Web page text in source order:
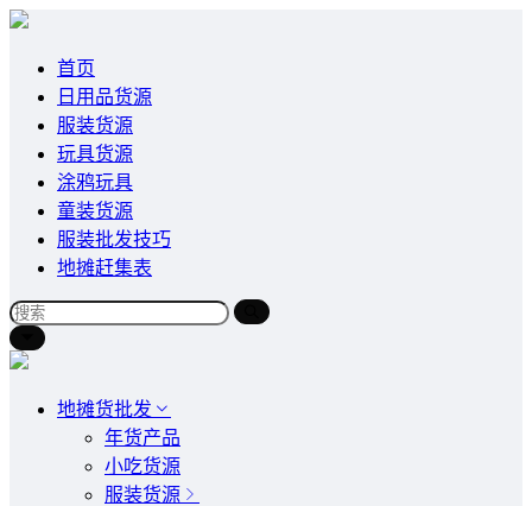
首页
日用品货源
服装货源
玩具货源
涂鸦玩具
童装货源
服装批发技巧
地摊赶集表
地摊货批发
年货产品
小吃货源
服装货源